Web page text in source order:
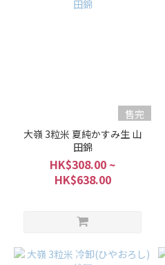
售完
大嶺 3粒米 夏純かすみ生 山
田錦
HK$308.00 ~
HK$638.00